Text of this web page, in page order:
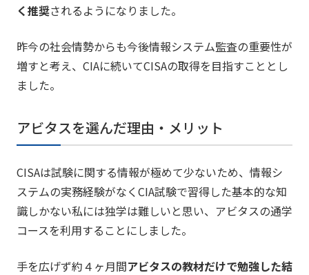
く推奨されるようになりました。
昨今の社会情勢からも今後情報システム監査の重要性が
増すと考え、CIAに続いてCISAの取得を目指すこととし
ました。
アビタスを選んだ理由・メリット
CISAは試験に関する情報が極めて少ないため、情報シ
ステムの実務経験がなくCIA試験で習得した基本的な知
識しかない私には独学は難しいと思い、アビタスの通学
コースを利用することにしました。
手を広げず約４ヶ月間アビタスの教材だけで勉強した結